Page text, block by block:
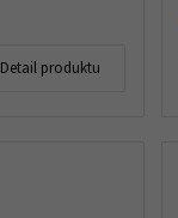
Detail produktu